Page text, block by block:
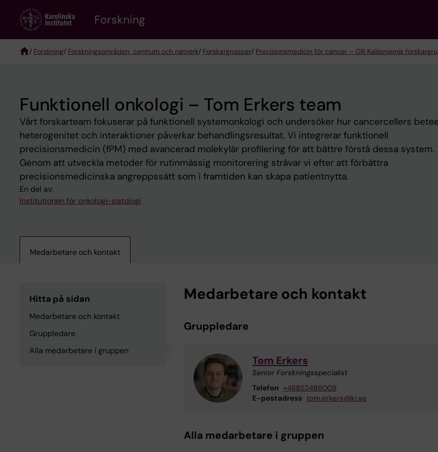
content
Forskning
/ Forskning/ Forskningsområden, centrum och nätverk/ Forskargrupper/ Precisionsmedicin för cancer – Olli Kallioniemis
Funktionell onkologi – Tom Erkers team
Vårt forskarteam fokuserar på funktionell systemonkologi och undersöker hur cancercellers
heterogenitet och interaktioner påverkar behandlingsresultat. Vi integrerar funktionell
precisionsmedicin (fPM) med avancerad molekylär profilering för att bättre förstå dessa system.
Genom att utveckla metoder för rutinmässig monitorering strävar vi efter att förbättra
precisionsmedicinska angreppssätt som i framtiden kan skapa patientnytta.
En del av:
Institutionen för onkologi-patologi
Medarbetare och kontakt
Hitta på sidan
Medarbetare och kontakt
Gruppledare
Alla medarbetare i gruppen
Medarbetare och kontakt
Gruppledare
Tom Erkers
Senior Forskningsspecialist
Telefon +46852486009
E-postadress tom.erkers@ki.se
Alla medarbetare i gruppen